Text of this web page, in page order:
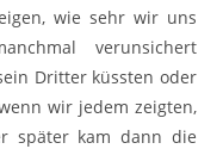
wie sehr wir uns
verunsichert
Dritter küssten oder
wir jedem zeigten,
später kam dann die